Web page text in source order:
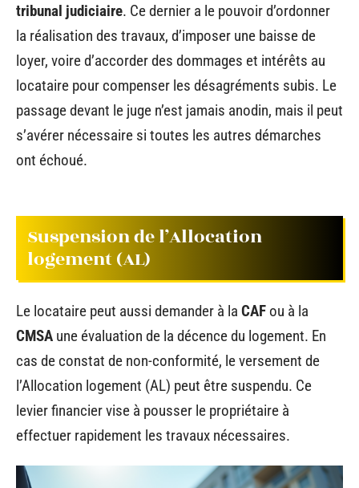
tribunal judiciaire. Ce dernier a le pouvoir d’ordonner
la réalisation des travaux, d’imposer une baisse de
loyer, voire d’accorder des dommages et intérêts au
locataire pour compenser les désagréments subis. Le
passage devant le juge n’est jamais anodin, mais il peut
s’avérer nécessaire si toutes les autres démarches
ont échoué.
Suspension de l’Allocation
logement (AL)
Le locataire peut aussi demander à la CAF ou à la
CMSA une évaluation de la décence du logement. En
cas de constat de non-conformité, le versement de
l’Allocation logement (AL) peut être suspendu. Ce
levier financier vise à pousser le propriétaire à
effectuer rapidement les travaux nécessaires.